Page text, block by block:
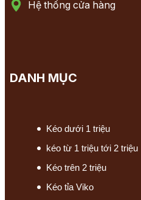
Hệ thống cửa hàng
DANH MỤC
Kéo dưới 1 triệu
kéo từ 1 triệu tới 2 triệu
Kéo trên 2 triệu
Kéo tỉa Viko